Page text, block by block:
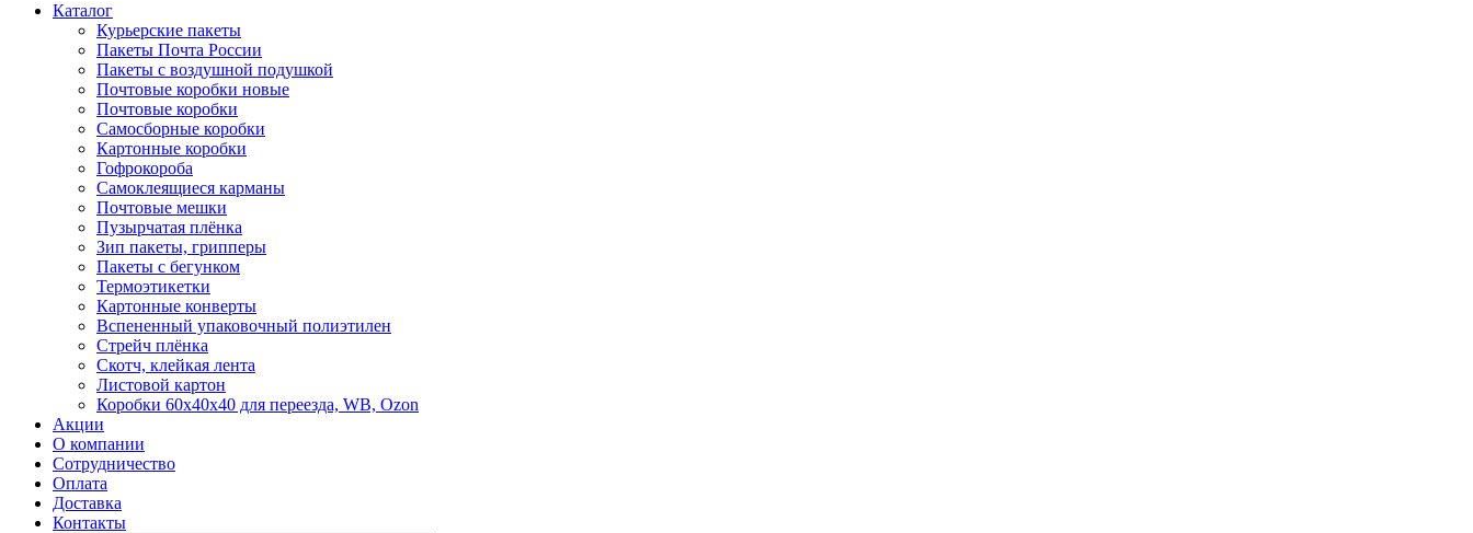
Каталог
Курьерские пакеты
Пакеты Почта России
Пакеты с воздушной подушкой
Почтовые коробки новые
Почтовые коробки
Самосборные коробки
Картонные коробки
Гофрокороба
Самоклеящиеся карманы
Почтовые мешки
Пузырчатая плёнка
Зип пакеты, грипперы
Пакеты с бегунком
Термоэтикетки
Картонные конверты
Вспененный упаковочный полиэтилен
Стрейч плёнка
Скотч, клейкая лента
Листовой картон
Коробки 60х40х40 для переезда, WB, Ozon
Акции
О компании
Сотрудничество
Оплата
Доставка
Контакты